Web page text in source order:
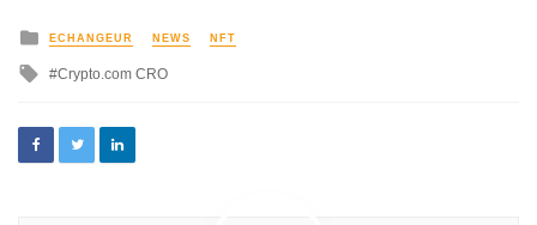
ECHANGEUR NEWS NFT
Crypto.com CRO